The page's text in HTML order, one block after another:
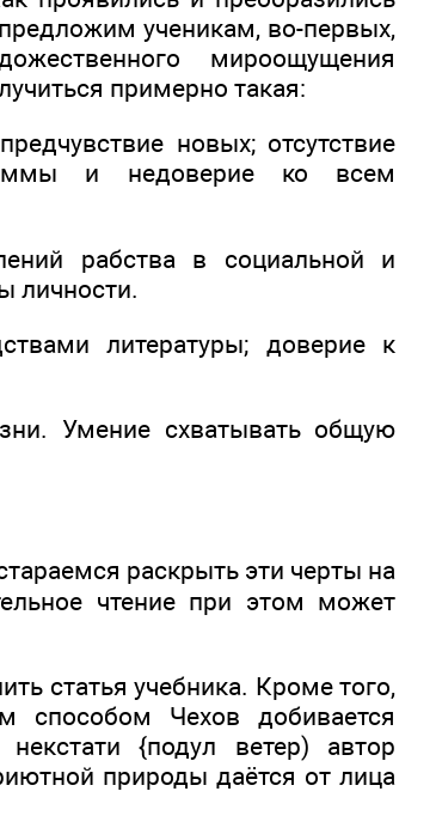
ученикам, во-первых,
мироощущения
примерно такая:
новых; отсутствие
и недоверие ко всем
рабства в социальной и
личности.
литературы; доверие к
Умение схватывать общую
раскрыть эти черты на
чтение при этом может
статья учебника. Кроме того,
способом Чехов добивается
{подул ветер) автор
природы даётся от лица